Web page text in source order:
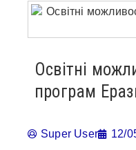
Освітні
програм
Super User 12/